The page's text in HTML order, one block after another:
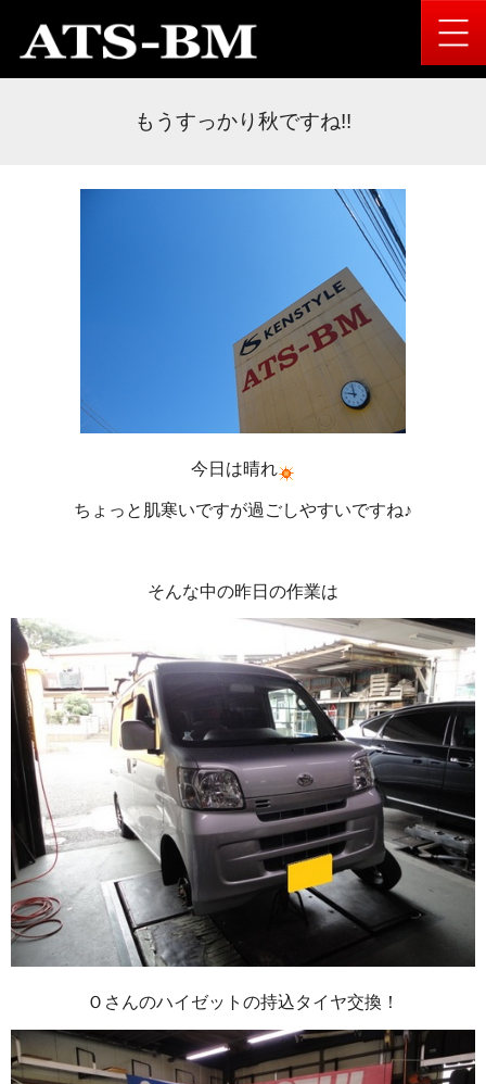
もうすっかり秋ですね!!
今日は晴れ
ちょっと肌寒いですが過ごしやすいですね♪
そんな中の昨日の作業は
Ｏさんのハイゼットの持込タイヤ交換！